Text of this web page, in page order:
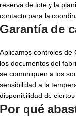
reserva de lote y la
contacto para la
Garantía de
Aplicamos controles de
los documentos del
se comuniquen a los
sensibilidad a la
disponibilidad de
Por qué